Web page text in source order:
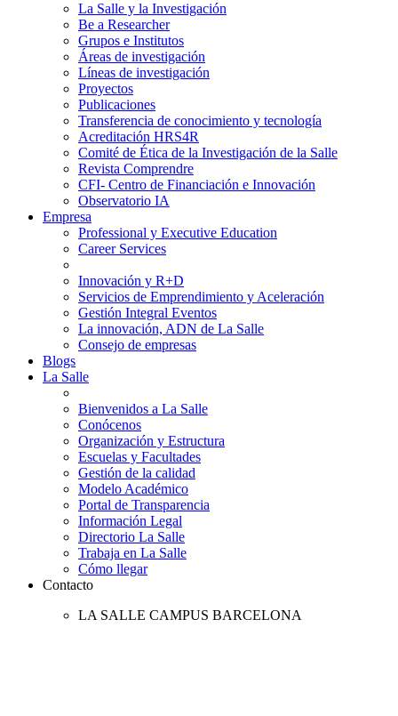
La Salle y la Investigación
Be a Researcher
Grupos e Institutos
Áreas de investigación
Líneas de investigación
Proyectos
Publicaciones
Transferencia de conocimiento y tecnología
Acreditación HRS4R
Comité de Ética de la Investigación de la Salle
Revista Comprendre
CFI- Centro de Financiación e Innovación
Observatorio IA
Empresa
Professional y Executive Education
Career Services
Innovación y R+D
Servicios de Emprendimiento y Aceleración
Gestión Integral Eventos
La innovación, ADN de La Salle
Consejo de empresas
Blogs
La Salle
Bienvenidos a La Salle
Conócenos
Organización y Estructura
Escuelas y Facultades
Gestión de la calidad
Modelo Académico
Portal de Transparencia
Información Legal
Directorio La Salle
Trabaja en La Salle
Cómo llegar
Contacto
LA SALLE CAMPUS BARCELONA